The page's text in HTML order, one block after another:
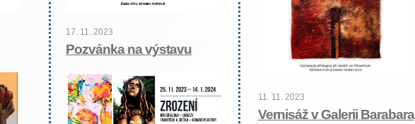
11. 11. 2023
Vernisáž v Galerii Barabara
17. 11. 2023
Pozvánka na výstavu